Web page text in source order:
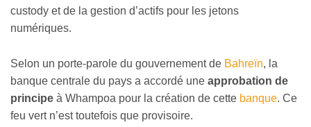
custody et de la gestion d’actifs pour les jetons
numériques.
Selon un porte-parole du gouvernement de Bahreïn, la
banque centrale du pays a accordé une approbation de
principe à Whampoa pour la création de cette banque. Ce
feu vert n’est toutefois que provisoire.